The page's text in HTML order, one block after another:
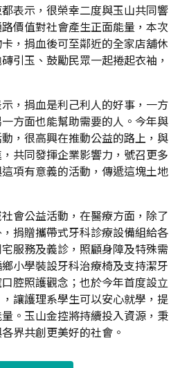
表示，很榮幸二度與玉山共同響
價值對社會產生正面能量，本次
，捐血後可至鄰近的全家店舖休
引玉、鼓勵民眾一起捲起衣袖，
，捐血是利己利人的好事，一方
方面也能幫助需要的人。今年與
，很高興在推動公益的路上，與
共同發揮企業影響力，號召更多
項有意義的活動，傳遞這塊土地
會公益活動，在醫療方面，除了
捐贈攜帶式牙科診療設備組給各
服務及義診，照顧身障及特殊需
小學裝設牙科治療椅及支持潔牙
腔照護觀念；也於今年首度設立
，讓護理系學生可以安心就學，提
。玉山金控將持續投入資源，秉
界共創更美好的社會。